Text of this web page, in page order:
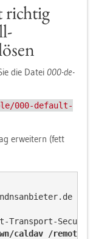
rich­tig
die Datei 000-de­
000-default-
er­wei­tern (fett
Transport-
caldav /